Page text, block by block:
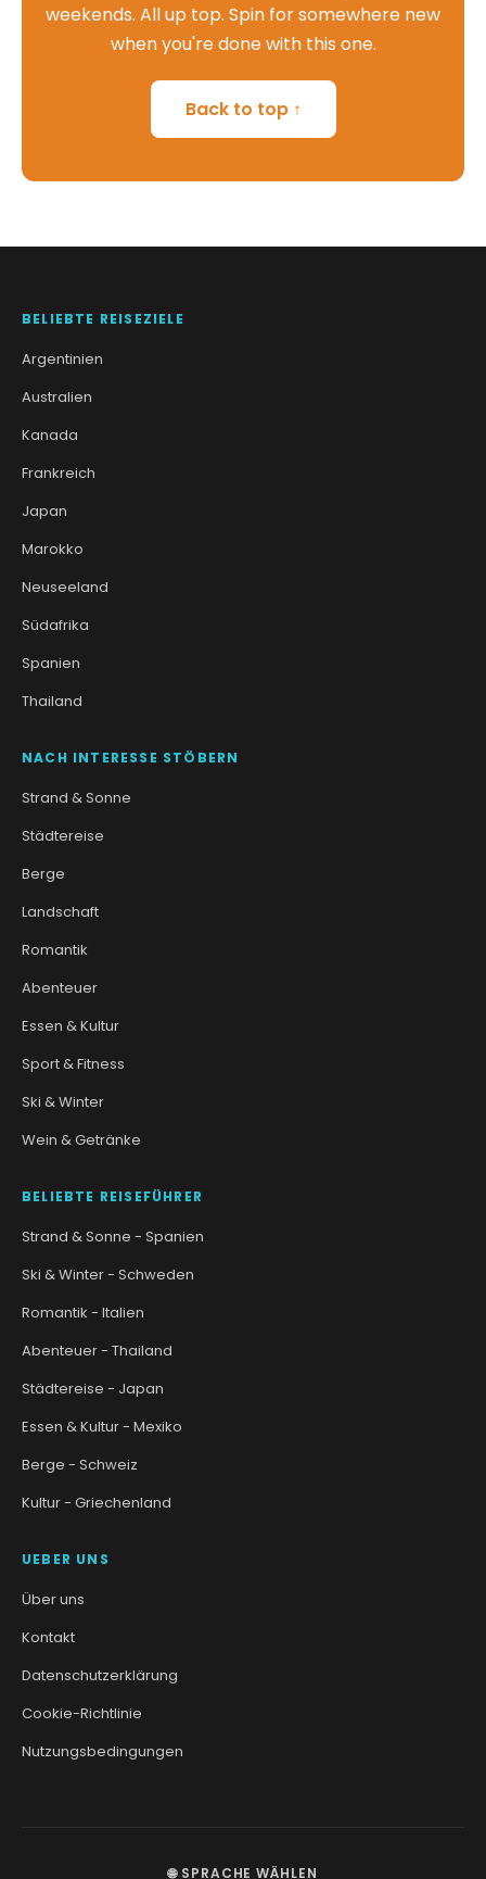
weekends. All up top. Spin for somewhere new
when you're done with this one.
Back to top ↑
BELIEBTE REISEZIELE
Argentinien
Australien
Kanada
Frankreich
Japan
Marokko
Neuseeland
Südafrika
Spanien
Thailand
NACH INTERESSE STÖBERN
Strand & Sonne
Städtereise
Berge
Landschaft
Romantik
Abenteuer
Essen & Kultur
Sport & Fitness
Ski & Winter
Wein & Getränke
BELIEBTE REISEFÜHRER
Strand & Sonne - Spanien
Ski & Winter - Schweden
Romantik - Italien
Abenteuer - Thailand
Städtereise - Japan
Essen & Kultur - Mexiko
Berge - Schweiz
Kultur - Griechenland
UEBER UNS
Über uns
Kontakt
Datenschutzerklärung
Cookie-Richtlinie
Nutzungsbedingungen
🌐 SPRACHE WÄHLEN